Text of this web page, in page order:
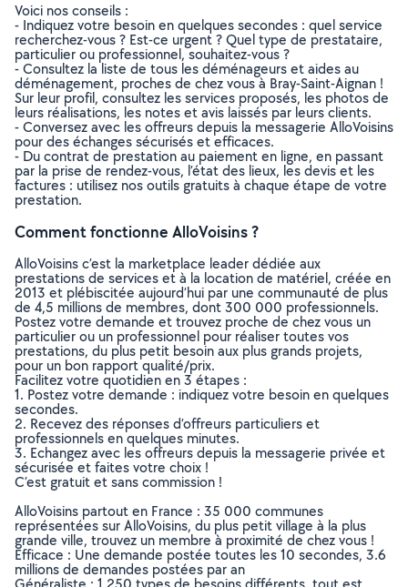
Voici nos conseils :
- Indiquez votre besoin en quelques secondes : quel service
recherchez-vous ? Est-ce urgent ? Quel type de prestataire,
particulier ou professionnel, souhaitez-vous ?
- Consultez la liste de tous les déménageurs et aides au
déménagement, proches de chez vous à Bray-Saint-Aignan !
Sur leur profil, consultez les services proposés, les photos de
leurs réalisations, les notes et avis laissés par leurs clients.
- Conversez avec les offreurs depuis la messagerie AlloVoisins
pour des échanges sécurisés et efficaces.
- Du contrat de prestation au paiement en ligne, en passant
par la prise de rendez-vous, l’état des lieux, les devis et les
factures : utilisez nos outils gratuits à chaque étape de votre
prestation.
Comment fonctionne AlloVoisins ?
AlloVoisins c’est la marketplace leader dédiée aux
prestations de services et à la location de matériel, créée en
2013 et plébiscitée aujourd’hui par une communauté de plus
de 4,5 millions de membres, dont 300 000 professionnels.
Postez votre demande et trouvez proche de chez vous un
particulier ou un professionnel pour réaliser toutes vos
prestations, du plus petit besoin aux plus grands projets,
pour un bon rapport qualité/prix.
Facilitez votre quotidien en 3 étapes :
1. Postez votre demande : indiquez votre besoin en quelques
secondes.
2. Recevez des réponses d’offreurs particuliers et
professionnels en quelques minutes.
3. Echangez avec les offreurs depuis la messagerie privée et
sécurisée et faites votre choix !
C’est gratuit et sans commission !
AlloVoisins partout en France : 35 000 communes
représentées sur AlloVoisins, du plus petit village à la plus
grande ville, trouvez un membre à proximité de chez vous !
Efficace : Une demande postée toutes les 10 secondes, 3.6
millions de demandes postées par an